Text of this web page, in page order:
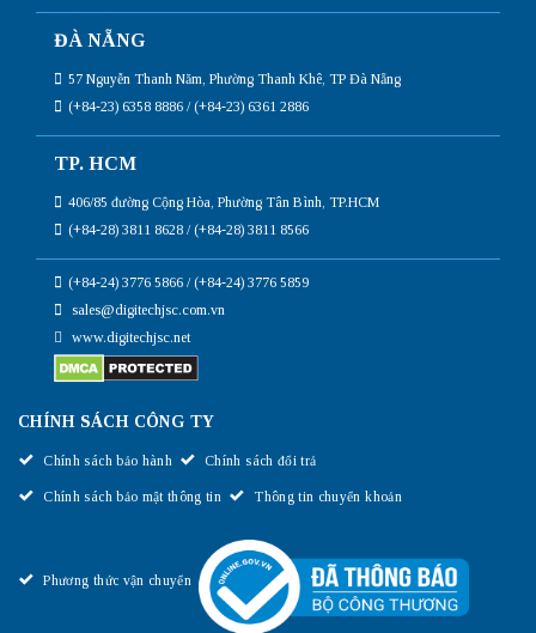
ĐÀ NẴNG
57 Nguyễn Thanh Năm, Phường Thanh Khê, TP Đà Nẵng
(+84-23) 6358 8886 / (+84-23) 6361 2886
TP. HCM
406/85 đường Cộng Hòa, Phường Tân Bình, TP.HCM
(+84-28) 3811 8628 / (+84-28) 3811 8566
(+84-24) 3776 5866 / (+84-24) 3776 5859
sales@digitechjsc.com.vn
www.digitechjsc.net
CHÍNH SÁCH CÔNG TY
Chính sách bảo hành Chính sách đổi trả
Chính sách bảo mật thông tin Thông tin chuyển khoản
Phương thức vận chuyển